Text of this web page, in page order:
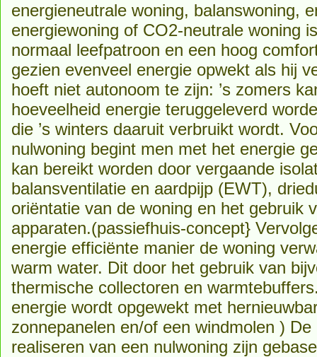
energieneutrale woning, balanswoning,
energiewoning of CO2-neutrale woning
normaal leefpatroon en een hoog
gezien evenveel energie opwekt als hij
hoeft niet autonoom te zijn: ’s zomers
hoeveelheid energie teruggeleverd
die ’s winters daaruit verbruikt wordt.
nulwoning begint men met het energie
kan bereikt worden door vergaande
balansventilatie en aardpijp (EWT),
oriëntatie van de woning en het gebruik
apparaten.(passiefhuis-concept}
energie efficiënte manier de woning
warm water. Dit door het gebruik van
thermische collectoren en
energie wordt opgewekt met
zonnepanelen en/of een windmolen )
realiseren van een nulwoning zijn